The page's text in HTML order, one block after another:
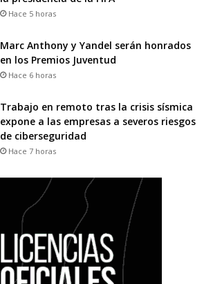
Hace 5 horas
Marc Anthony y Yandel serán honrados
en los Premios Juventud
Hace 6 horas
Trabajo en remoto tras la crisis sísmica
expone a las empresas a severos riesgos
de ciberseguridad
Hace 7 horas